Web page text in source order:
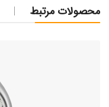
محصولات مرتبط